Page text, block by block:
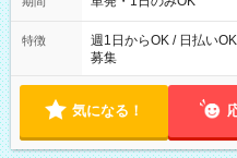
特徴
週1日からOK / 日払い
募集
気になる！